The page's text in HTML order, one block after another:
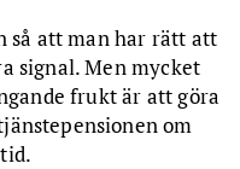
så att man har rätt att
signal. Men mycket
frukt är att göra
om